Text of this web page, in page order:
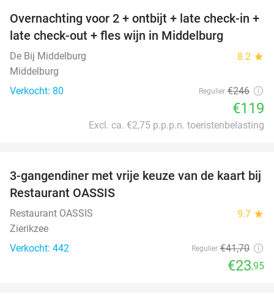
52%
Overnachting voor 2 + ontbijt + late check-in +
late check-out + fles wijn in Middelburg
De Bij Middelburg 8.2 star
Middelburg
Verkocht: 80
Regulier €246
€119
Excl. ca. €2,75 p.p.p.n. toeristenbelasting
43%
3-gangendiner met vrije keuze van de kaart bij
Restaurant OASSIS
Restaurant OASSIS 9.7 star
Zierikzee
Verkocht: 442
Regulier €41,70
€23,95